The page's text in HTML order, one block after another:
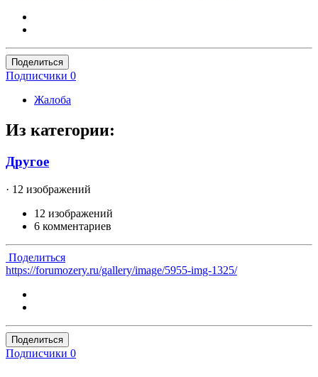
Поделиться
Подписчики 0
Жалоба
Из категории:
Другое
· 12 изображений
12 изображений
6 комментариев
Поделиться
https://forumozery.ru/gallery/image/5955-img-1325/
Поделиться
Подписчики 0